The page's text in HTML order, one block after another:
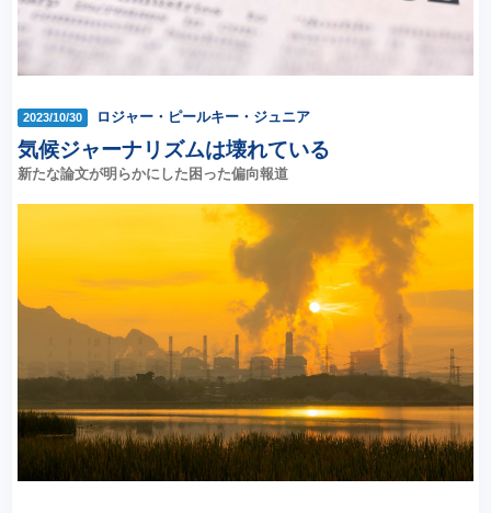
2023/10/30 ロジャー・ピールキー・ジュニア
気候ジャーナリズムは壊れている
新たな論文が明らかにした困った偏向報道